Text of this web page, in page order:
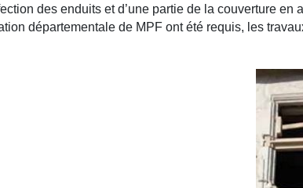
ction des enduits et d’une partie de la couverture
départementale de MPF ont été requis, les